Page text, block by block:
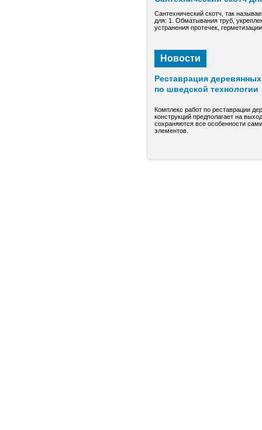
Сантехнический скотч, так
для: 1. Обматывания труб,
устранения протечек,
Новости
Реставрация
по шведской технологии
Комплекс работ по реставрации
конструкций предполагает на
сохраняются все особенности
элементов.